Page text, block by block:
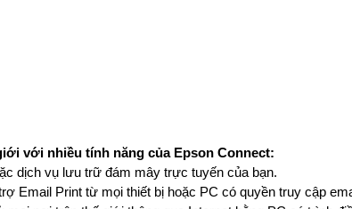
với nhiều tính năng của Epson Connect:
dịch vụ lưu trữ đám mây trực tuyến của bạn.
Email Print từ mọi thiết bị hoặc PC có quyền truy cập